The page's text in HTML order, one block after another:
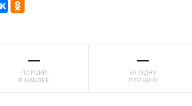
—
ПОРЦИЙ
В НАБОРЕ
—
ЗА ОДНУ
ПОРЦИЮ